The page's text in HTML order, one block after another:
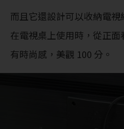
而且它還設計可以收納電
在電視桌上使用時，從正
有時尚感，美觀 100 分。